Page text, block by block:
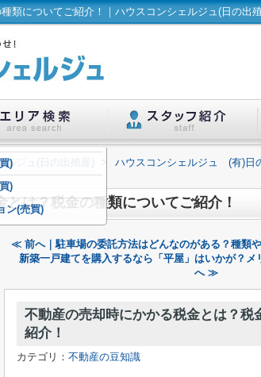
類についてご紹介！｜ハウスコンシェルジュ(日の出
)
)
ン(売買)
ルジュ(日の出殖産) ハウスコンシェルジュ (有)日
は？税金の種類についてご紹介！
≪ 前へ｜駐車場の委託方法はどんなのがある？種類
新築一戸建てを購入するなら「平屋」はいかが？
へ ≫
不動産の売却時にかかる税金とは？税
紹介！
カテゴリ： 不動産の豆知識